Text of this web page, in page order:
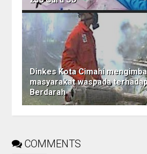
Dinkes Kota Cimahi
masyarakat waspada
Berdarah
COMMENTS